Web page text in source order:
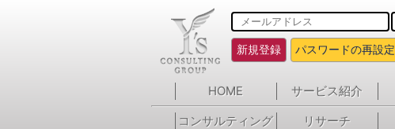
新規登録 パスワードの再設定
HOME サービス紹介
コンサルティング
リサーチ